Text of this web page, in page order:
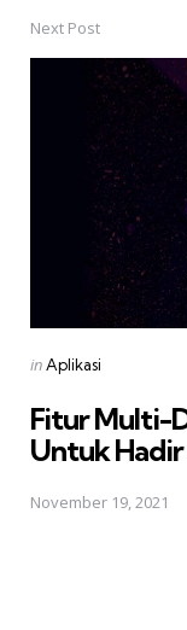
Next Post
Posted
inAplikasi
Fitur Multi-
Untuk
November 19, 2021